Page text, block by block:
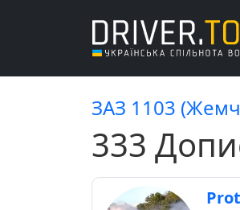
ЗАЗ 1103
333